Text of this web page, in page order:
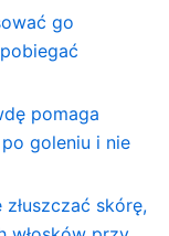
go
pomaga
goleniu i nie
skórę,